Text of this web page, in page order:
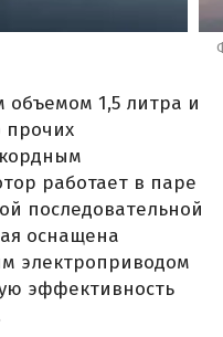
1,5 литра и
прочих
работает в паре
последовательной
оснащена
электроприводом
эффективность